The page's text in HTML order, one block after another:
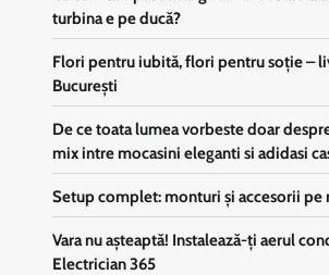
turbina e pe ducă?
Flori pentru iubită, flori pentru soţie –
Bucureşti
De ce toata lumea vorbeste doar
mix intre mocasini eleganti si adidasi
Setup complet: monturi și accesorii
Vara nu așteaptă! Instalează-ți aerul
Electrician 365